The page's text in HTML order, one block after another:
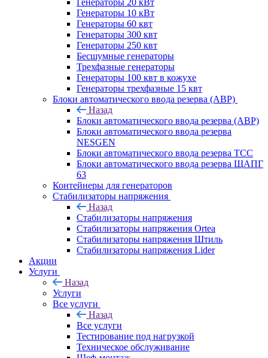
Генераторы 20 кВт
Генераторы 10 кВт
Генераторы 60 квт
Генераторы 300 квт
Генераторы 250 квт
Бесшумные генераторы
Трехфазные генераторы
Генераторы 100 квт в кожухе
Генераторы трехфазные 15 квт
Блоки автоматического ввода резерва (АВР)
Назад
Блоки автоматического ввода резерва (АВР)
Блоки автоматического ввода резерва
NESGEN
Блоки автоматического ввода резерва ТСС
Блоки автоматического ввода резерва ЩАПГ
63
Контейнеры для генераторов
Стабилизаторы напряжения
Назад
Стабилизаторы напряжения
Стабилизаторы напряжения Ortea
Стабилизаторы напряжения Штиль
Стабилизаторы напряжения Lider
Акции
Услуги
Назад
Услуги
Все услуги
Назад
Все услуги
Тестирование под нагрузкой
Техническое обслуживание